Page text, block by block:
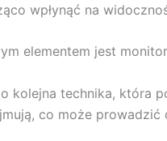
wpłynąć na
elementem jest
kolejna technika, która
co może